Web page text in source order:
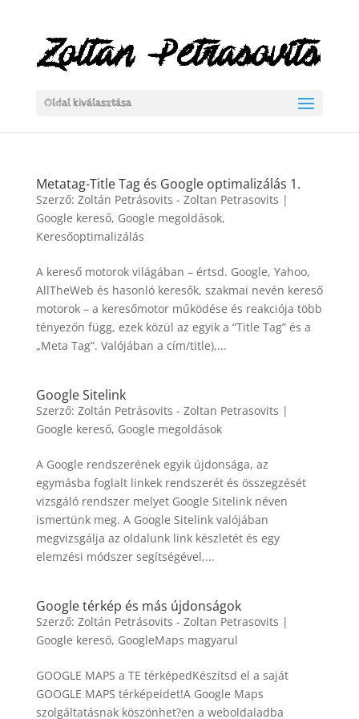
Oldal kiválasztása
Metatag-Title Tag és Google optimalizálás 1.
Szerző: Zoltán Petrásovits - Zoltan Petrasovits |
Google kereső, Google megoldások,
Keresőoptimalizálás
A kereső motorok világában – értsd. Google, Yahoo,
AllTheWeb és hasonló keresők, szakmai nevén kereső
motorok – a keresőmotor működése és reakciója több
tényezőn függ, ezek közül az egyik a “Title Tag” és a
„Meta Tag”. Valójában a cím/title),...
Google Sitelink
Szerző: Zoltán Petrásovits - Zoltan Petrasovits |
Google kereső, Google megoldások
A Google rendszerének egyik újdonsága, az
egymásba foglalt linkek rendszerét és összegzését
vizsgáló rendszer melyet Google Sitelink néven
ismertünk meg. A Google Sitelink valójában
megvizsgálja az oldalunk link készletét és egy
elemzési módszer segítségével,...
Google térkép és más újdonságok
Szerző: Zoltán Petrásovits - Zoltan Petrasovits |
Google kereső, GoogleMaps magyarul
GOOGLE MAPS a TE térképedKészítsd el a saját
GOOGLE MAPS térképeidet!A Google Maps
szolgáltatásnak köszönhet?en a weboldaladba